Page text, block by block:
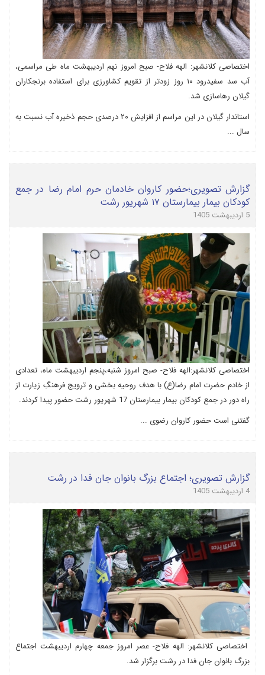
اختصاصی کلانشهر: الهه فلاح- صبح امروز نهم اردیبهشت ماه طی مراسمی،
آب سد سفیدرود ۱۰ روز زودتر از تقویم کشاورزی برای استفاده برنجکاران
گیلان رهاسازی شد.
استاندار گیلان در این مراسم از افزایش ۲۰ درصدی حجم ذخیره آب نسبت به
سال ...
گزارش تصویری؛حضور کاروان خادمان حرم امام رضا در جمع
کودکان بیمار بیمارستان ۱۷ شهریور رشت
5 اردیبهشت 1405
اختصاصی کلانشهر:الهه فلاح- صبح امروز شنبه،پنجم اردیبهشت ماه، تعدادی
از خادم حضرت امام رضا(ع) با هدف روحیه بخشی و ترویج فرهنگِ زیارت از
راه دور در جمع کودکان بیمار بیمارستان 17 شهریور رشت حضور پیدا کردند.
گفتنی است حضور کاروان رضوی ...
گزارش تصویری؛ اجتماع بزرگ بانوان جان فدا در رشت
4 اردیبهشت 1405
اختصاصی کلانشهر: الهه فلاح- عصر امروز جمعه چهارم اردیبهشت اجتماع
بزرگ بانوان جان فدا در رشت برگزار شد.